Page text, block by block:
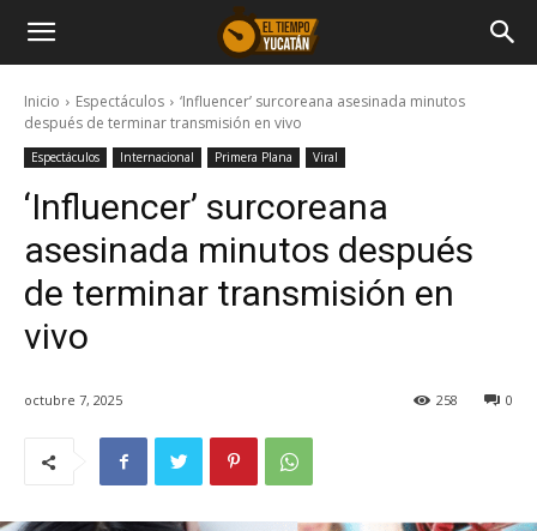
Inicio Espectáculos
‘Influencer’ surcoreana asesinada minutos
después de terminar transmisión en vivo
Espectáculos Internacional Primera Plana Viral
‘Influencer’ surcoreana
asesinada minutos después
de terminar transmisión en
vivo
octubre 7, 2025 0
258